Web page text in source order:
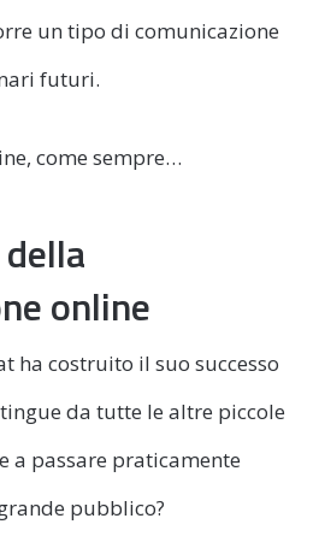
un tipo di comunicazione
futuri.
come sempre…
online
ha costruito il suo successo
da tutte le altre piccole
a passare praticamente
pubblico?